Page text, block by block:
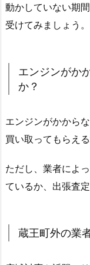
動かしていない期
受けてみましょう。
エンジンがか
か？
エンジンがかから
買い取ってもらえ
ただし、業者によ
ているか、出張査
蔵王町外の業